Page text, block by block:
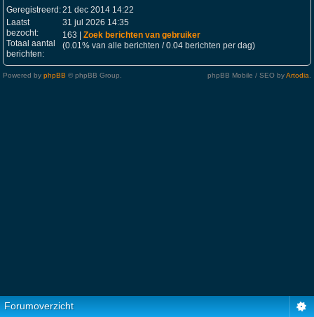
Geregistreerd:21 dec 2014 14:22
Laatst
bezocht:
31 jul 2026 14:35
Totaal aantal
berichten:
163 | Zoek berichten van gebruiker
(0.01% van alle berichten / 0.04 berichten per dag)
Powered by phpBB © phpBB Group. phpBB Mobile / SEO byArtodia
Forumoverzicht